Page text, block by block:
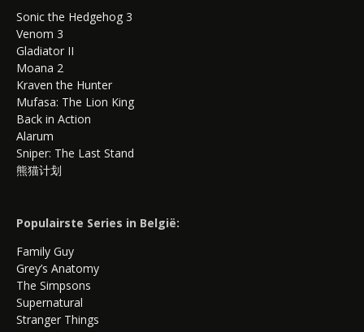
Sonic the Hedgehog 3
Venom 3
Gladiator II
Moana 2
Kraven the Hunter
Mufasa: The Lion King
Back in Action
Alarum
Sniper: The Last Stand
熊猫计划
Populairste Series in België:
Family Guy
Grey’s Anatomy
The Simpsons
Supernatural
Stranger Things